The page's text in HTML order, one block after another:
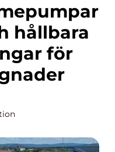
hållbara
för